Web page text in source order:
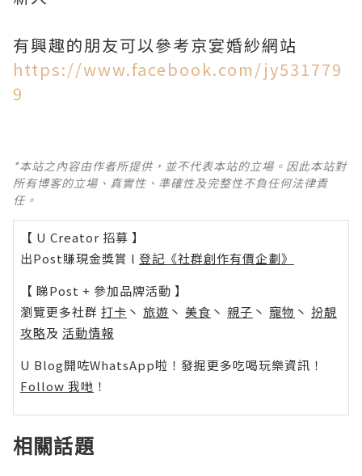
有興趣的朋友可以參考京宴婚紗網站
https://www.facebook.com/jy531779
9
*本站之內容由作者所提供，並不代表本站的立場。因此本站對
所有博客的立場、真實性、準確性及完整性不負任何法律責
任。
【 U Creator 招募 】
出Post賺現金獎賞 l 登記《社群創作有價企劃》
【 睇Post + 參加品牌活動 】
瀏覽更多社群 打卡 丶 旅遊 丶 美食 丶 親子 丶 寵物 丶 扮靚
攻略及 活動情報
U Blog開咗WhatsApp啦！發掘更多吃喝玩樂資訊！
Follow 我哋 ！
相關話題